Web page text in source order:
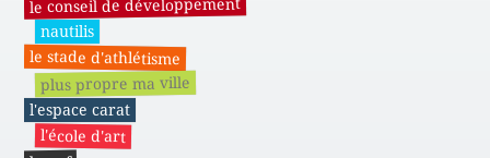
le conseil de développement
nautilis
le stade d'athlétisme
plus propre ma ville
l'espace carat
l'école d'art